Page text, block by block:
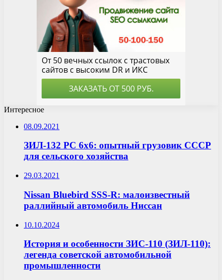
Интересное
08.09.2021
ЗИЛ-132 РС 6х6: опытный грузовик СССР
для сельского хозяйства
29.03.2021
Nissan Bluebird SSS-R: малоизвестный
раллийный автомобиль Ниссан
10.10.2024
История и особенности ЗИС-110 (ЗИЛ-110):
легенда советской автомобильной
промышленности